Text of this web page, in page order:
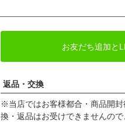
お友だち追加と
返品・交換
※当店ではお客様都合・商品開封
換・返品はお受けできませんので